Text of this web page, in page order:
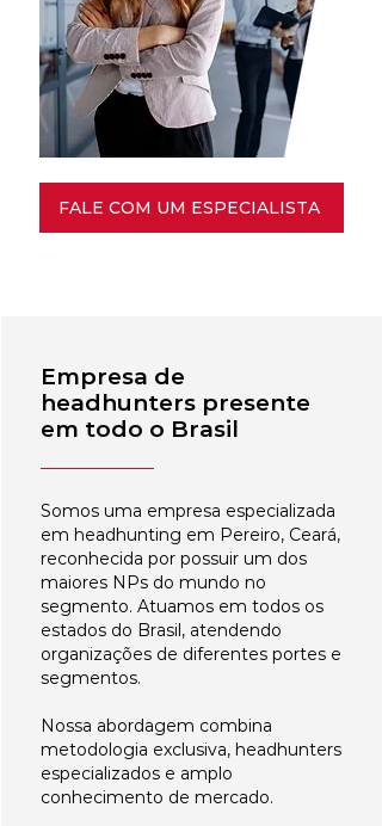
FALE COM UM ESPECIALISTA
Empresa de
headhunters presente
em todo o Brasil
Somos uma empresa especializada
em headhunting em Pereiro, Ceará,
reconhecida por possuir um dos
maiores NPs do mundo no
segmento. Atuamos em todos os
estados do Brasil, atendendo
organizações de diferentes portes e
segmentos.
Nossa abordagem combina
metodologia exclusiva, headhunters
especializados e amplo
conhecimento de mercado.